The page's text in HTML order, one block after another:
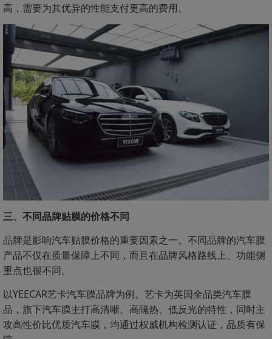
高，需要为其优异的性能支付更高的费用。
三、不同品牌贴膜的价格不同
品牌是影响汽车贴膜价格的重要因素之一。不同品牌的汽车膜
产品不仅在质量保障上不同，而且在品牌风格路线上、功能侧
重点也很不同。
以YEECAR艺卡汽车膜品牌为例。艺卡为英国全品类汽车膜
品，旗下汽车膜主打高清晰、高隔热、低反光的特性，同时主
攻高性价比优质汽车膜，均通过权威机构检测认证，品质有保